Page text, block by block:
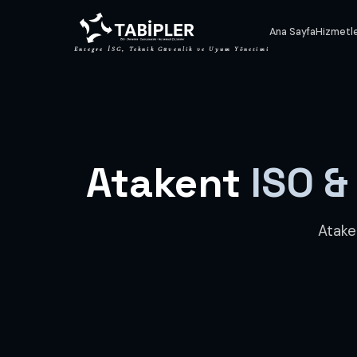
Entegre İSG, Teknik Güvenlik ve Uyum Yönetimi
Ana Sayfa
Atakent ISO